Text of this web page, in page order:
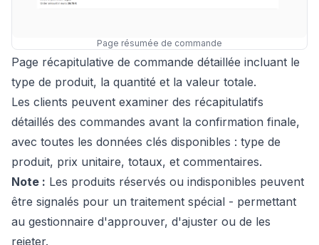
Page résumée de commande
Page récapitulative de commande détaillée incluant le
type de produit, la quantité et la valeur totale.
Les clients peuvent examiner des récapitulatifs
détaillés des commandes avant la confirmation finale,
avec toutes les données clés disponibles : type de
produit, prix unitaire, totaux, et commentaires.
Note : Les produits réservés ou indisponibles peuvent
être signalés pour un traitement spécial - permettant
au gestionnaire d'approuver, d'ajuster ou de les
rejeter.